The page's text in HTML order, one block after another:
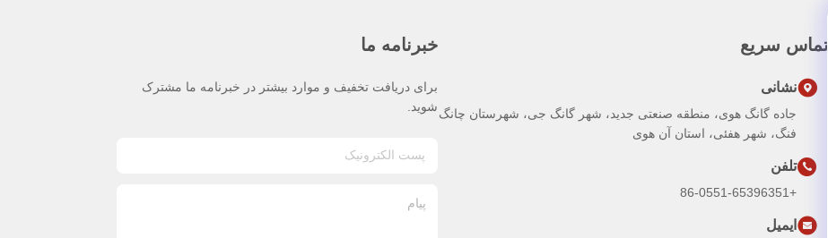
تماس سریع
نشانی
جاده گانگ هوی، منطقه صنعتی جدید، شهر گانگ جی، شهرستان چانگ
فنگ، شهر هفئی، استان آن هوی
تلفن
+86-0551-65396351
ایمیل
خبرنامه ما
برای دریافت تخفیف و موارد بیشتر در خبرنامه ما مشترک
شوید.